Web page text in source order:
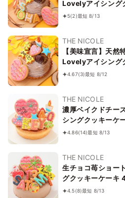
Lovelyアイシング
入りアイシング 5
5(2)最短 8/13
THE NICOLE
【美味宣言】天然
Lovelyアイシング
15cm （お得なア
4.67(3)最短 8/12
THE NICOLE
濃厚ベイクドチー
シングクッキーケ
ング 5号 15cm （
4.86(14)最短 8/13
THE NICOLE
生チョコ苺ショー
グクッキーケーキ
イシングセットで
4.5(8)最短 8/13